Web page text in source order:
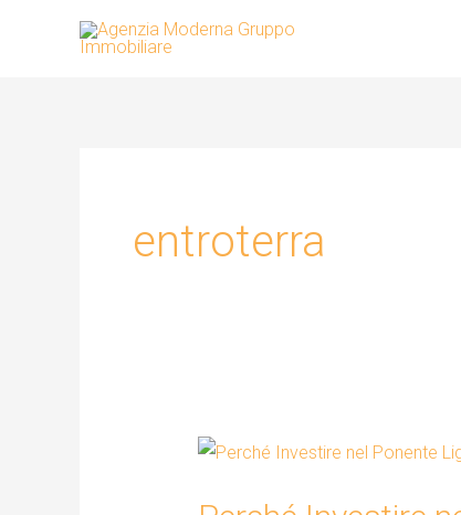
entroterra
Perché